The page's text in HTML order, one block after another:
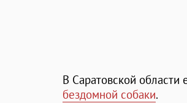
В Саратовской
бездомной собаки.